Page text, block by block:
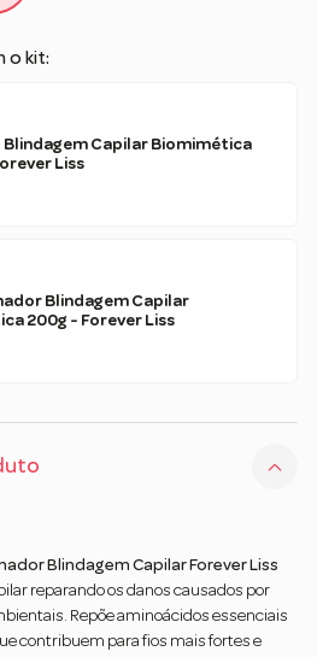
o kit:
Blindagem Capilar Biomimética
Liss
Blindagem Capilar
200g - Forever Liss
Blindagem Capilar Forever Liss
reparando os danos causados por
Repõe aminoácidos essenciais
contribuem para fios mais fortes e